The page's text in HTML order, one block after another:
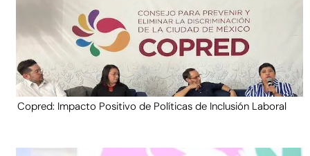
Copred: Impacto Positivo de Políticas de Inclusión Laboral